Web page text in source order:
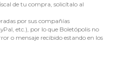
de tu compra, solicítalo al
por sus compañías
etc.), por lo que Boletópolis no
o mensaje recibido estando en los